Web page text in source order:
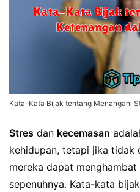
Kata-Kata Bijak tentang Menangani
Stres dan kecemasan
kehidupan, tetapi jika tidak
mereka dapat
sepenuhnya. Kata-kata